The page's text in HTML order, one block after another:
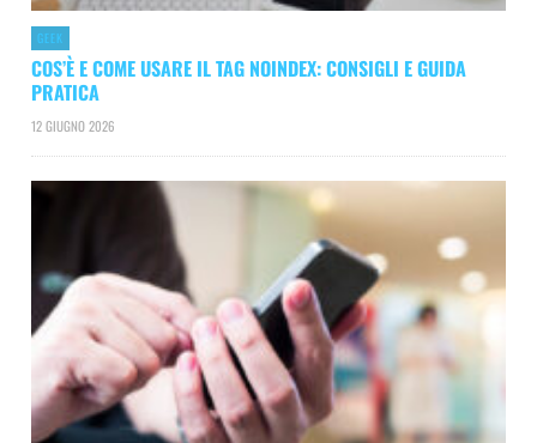
GEEK
COS’È E COME USARE IL TAG NOINDEX: CONSIGLI E GUIDA
PRATICA
12 GIUGNO 2026